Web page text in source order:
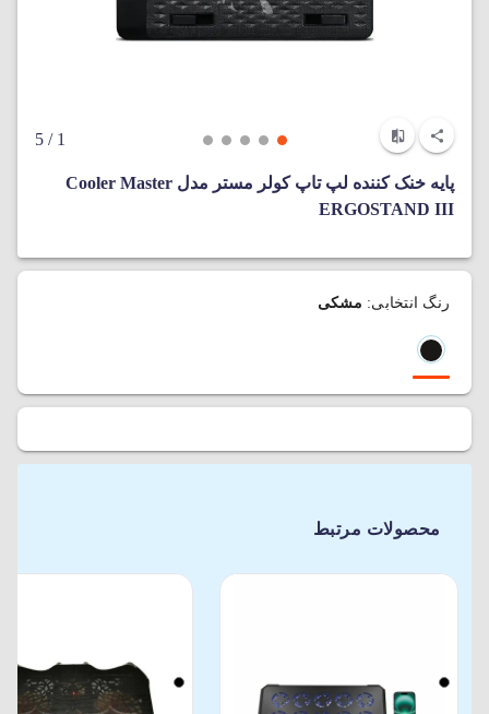
1
/ 5
پایه خنک کننده لپ تاپ کولر مستر مدل Cooler Master
ERGOSTAND III
رنگ انتخابی: مشکی
محصولات مرتبط